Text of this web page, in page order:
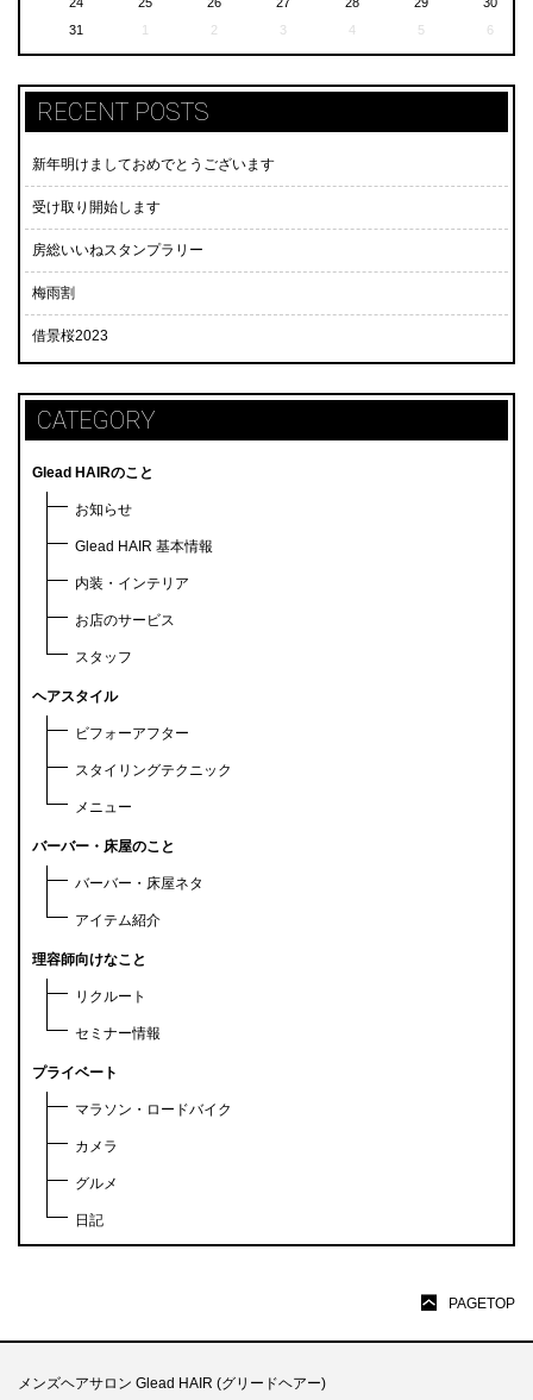
31
1 2 3 4 5 6
RECENT POSTS
新年明けましておめでとうございます
受け取り開始します
房総いいねスタンプラリー
梅雨割
借景桜2023
CATEGORY
Glead HAIRのこと
お知らせ
Glead HAIR 基本情報
内装・インテリア
お店のサービス
スタッフ
ヘアスタイル
ビフォーアフター
スタイリングテクニック
メニュー
バーバー・床屋のこと
バーバー・床屋ネタ
アイテム紹介
理容師向けなこと
リクルート
セミナー情報
プライベート
マラソン・ロードバイク
カメラ
グルメ
日記
PAGETOP
メンズヘアサロン Glead HAIR (グリードヘアー)